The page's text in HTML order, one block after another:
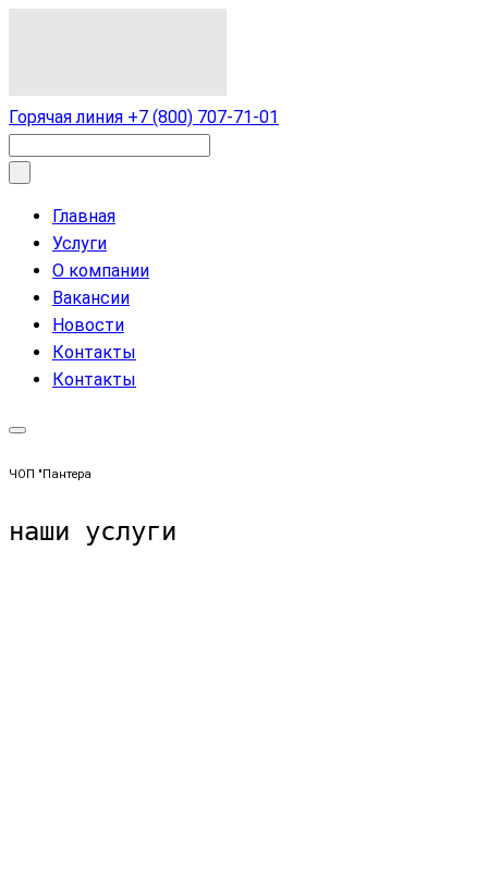
Горячая линия +7 (800) 707-71-01
Главная
Услуги
О компании
Вакансии
Новости
Контакты
Контакты
ЧОП "Пантера
наши услуги